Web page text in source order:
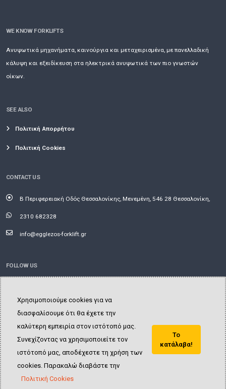
Χρησιμοποιούμε cookies για να
διασφαλίσουμε ότι θα έχετε την
καλύτερη εμπειρία στον ιστότοπό μας.
Συνεχίζοντας να χρησιμοποιείτε τον
ιστότοπό μας, αποδέχεστε τη χρήση των
cookies. Παρακαλώ διαβάστε την
Πολιτική Cookies
Το
κατάλαβα!
WE KNOW FORKLIFTS
Ανυψωτικά μηχανήματα, καινούργια και μεταχειρισμένα, με πανελλαδική
κάλυψη και εξειδίκευση στα ηλεκτρικά ανυψωτικά των πιο γνωστών
οίκων.
SEE ALSO
Πολιτική Απορρήτου
Πολιτική Cookies
CONTACT US
Β Περιφερειακή Οδός Θεσσαλονίκης, Μενεμένη, 546 28 Θεσσαλονίκη,
2310 682328
info@egglezos-forklift.gr
FOLLOW US
© Copyright 2025. All Rights Reserved.
Website created by